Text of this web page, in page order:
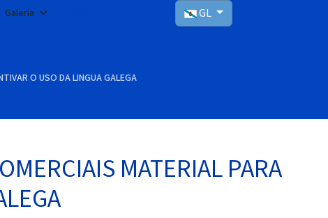
Galería Seleccioni el seu idioma
GL
O USO DA LINGUA GALEGA
MATERIAL PARA